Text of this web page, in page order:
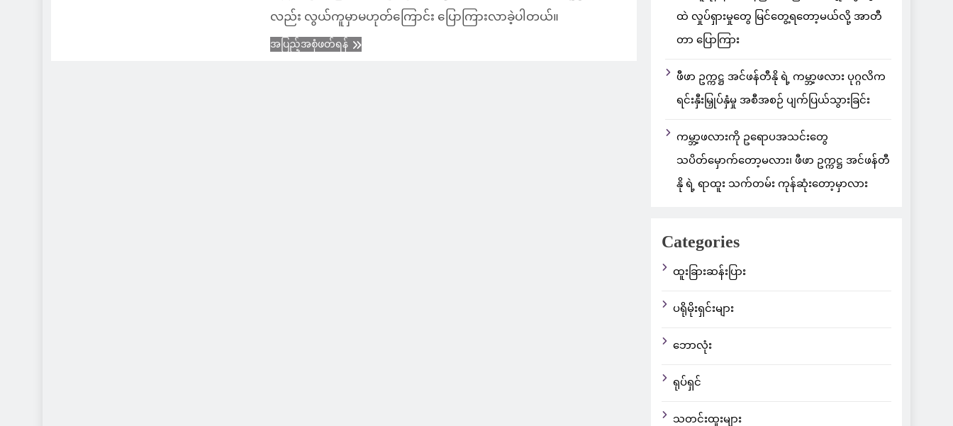
လည်း လွယ်ကူမှာမဟုတ်ကြောင်း ပြောကြားလာခဲ့ပါတယ်။
အပြည့်အစုံဖတ်ရန်
ထဲ လှုပ်ရှားမှုတွေ မြင်တွေ့ရတော့မယ်လို့ အာတီ
တာ ပြောကြား
ဖီဖာ ဥက္ကဋ္ဌ အင်ဖန်တီနို ရဲ့ ကမ္ဘာ့ဖလား ပုဂ္ဂလိက
ရင်းနှီးမြှုပ်နှံမှု အစီအစဉ် ပျက်ပြယ်သွားခြင်း
ကမ္ဘာ့ဖလားကို ဥရောပအသင်းတွေ
သပိတ်မှောက်တော့မလား၊ ဖီဖာ ဥက္ကဋ္ဌ အင်ဖန်တီ
နို ရဲ့ ရာထူး သက်တမ်း ကုန်ဆုံးတော့မှာလား
Categories
ထူးခြားဆန်းပြား
ပရိုမိုးရှင်းများ
ဘောလုံး
ရုပ်ရှင်
သတင်းထူးများ